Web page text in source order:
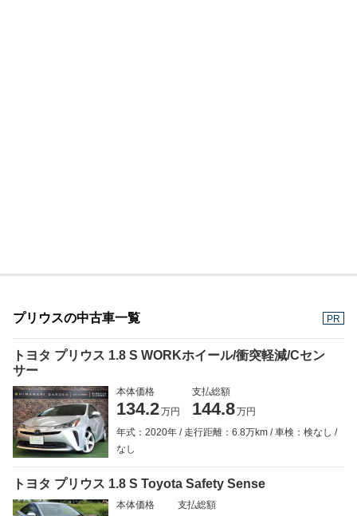
プリウスの中古車一覧 PR
トヨタ プリウス 1.8 S WORKホイール/衝突軽減/Cセン
サー
本体価格
134.2万円
支払総額
144.8万円
年式：2020年
走行距離：6.8万km
車検：検なし
なし
トヨタ プリウス 1.8 S Toyota Safety Sense
本体価格 支払総額